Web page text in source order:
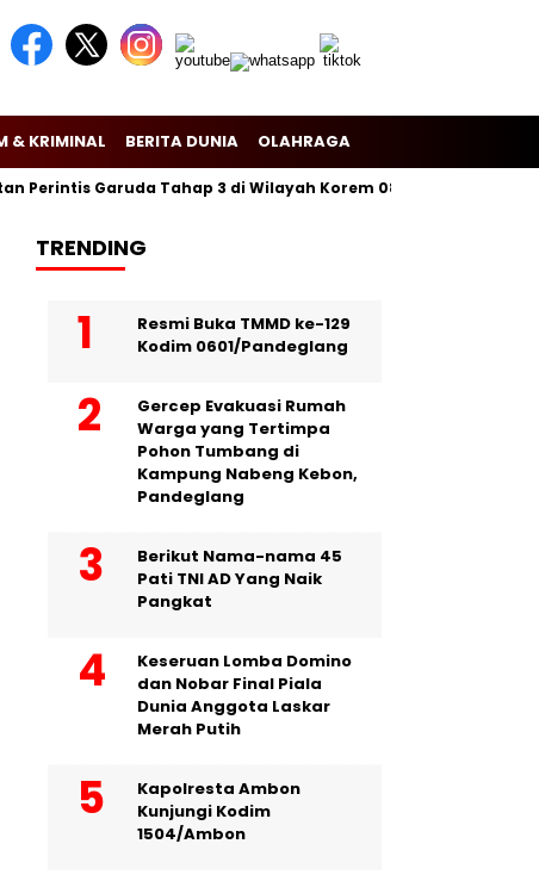
& KRIMINAL BERITA DUNIA OLAHRAGA
Garuda Tahap 3 di Wilayah Korem 081/Dsj
TRENDING
Resmi Buka TMMD ke-129
Kodim 0601/Pandeglang
Gercep Evakuasi Rumah
Warga yang Tertimpa
Pohon Tumbang di
Kampung Nabeng Kebon,
Pandeglang
Berikut Nama-nama 45
Pati TNI AD Yang Naik
Pangkat
Keseruan Lomba Domino
dan Nobar Final Piala
Dunia Anggota Laskar
Merah Putih
Kapolresta Ambon
Kunjungi Kodim
1504/Ambon